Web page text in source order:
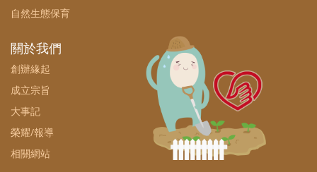
自然生態保育
關於我們
創辦緣起
成立宗旨
大事記
榮耀/報導
相關網站